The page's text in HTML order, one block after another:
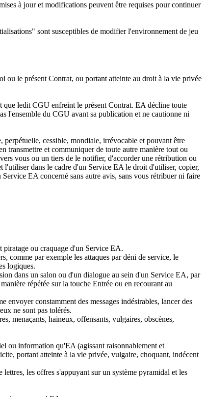
à jour et modifications peuvent être requises pour continuer
sont susceptibles de modifier l'environnement de jeu
ou le présent Contrat, ou portant atteinte au droit à la vie privée
ledit CGU enfreint le présent Contrat. EA décline toute
l'ensemble du CGU avant sa publication et ne cautionne ni
cessible, mondiale, irrévocable et pouvant être
transmettre et communiquer de toute autre manière tout ou
vous ou un tiers de le notifier, d'accorder une rétribution ou
l'utiliser dans le cadre d'un Service EA le droit d'utiliser, copier,
EA concerné sans autre avis, sans vous rétribuer ni faire
ou craquage d'un Service EA.
comme par exemple les attaques par déni de service, le
logiques.
dans un salon ou d'un dialogue au sein d'un Service EA, par
répétée sur la touche Entrée ou en recourant au
envoyer constamment des messages indésirables, lancer des
ne sont pas tolérés.
menaçants, haineux, offensants, vulgaires, obscènes,
ou information qu'EA (agissant raisonnablement et
portant atteinte à la vie privée, vulgaire, choquant, indécent
les offres s'appuyant sur un système pyramidal et les